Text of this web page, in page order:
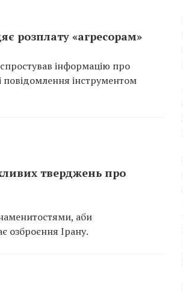
розплату «агресорам»
інформацію про
інструментом
тверджень про
аби
озброєння Ірану.